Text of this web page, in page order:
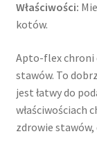
Właściwości:
kotów.
Apto-flex chroni
stawów. To
jest łatwy do
właściwościach
zdrowie stawów,